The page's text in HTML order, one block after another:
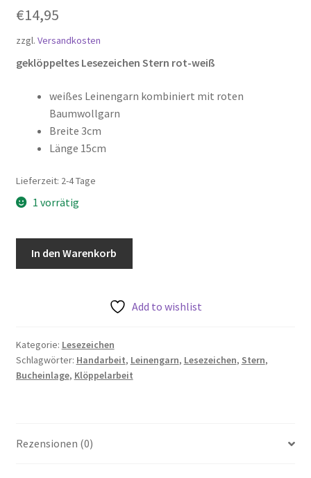
€14,95
zzgl. Versandkosten
geklöppeltes Lesezeichen Stern rot-weiß
weißes Leinengarn kombiniert mit roten
Baumwollgarn
Breite 3cm
Länge 15cm
Lieferzeit: 2-4 Tage
1 vorrätig
In den Warenkorb
Add to wishlist
Kategorie: Lesezeichen
Schlagwörter: Handarbeit, Leinengarn, Lesezeichen, Stern,
Bucheinlage, Klöppelarbeit
Rezensionen (0)